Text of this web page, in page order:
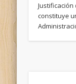
Justificación
constituye